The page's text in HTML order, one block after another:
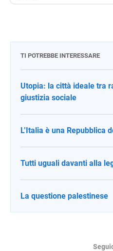
TI POTREBBE INTERESSARE
Utopia: la città ideale tra
giustizia sociale
L’Italia è una Repubblica
Tutti uguali davanti alla
La questione palestinese